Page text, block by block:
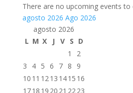
There are no upcoming events to
agosto 2026 Ago 2026
agosto 2026
L M X J V S D
1
2
3
4 5 6 7 8
9
10 11 1213 1415 16
1718 19 20 21 2223